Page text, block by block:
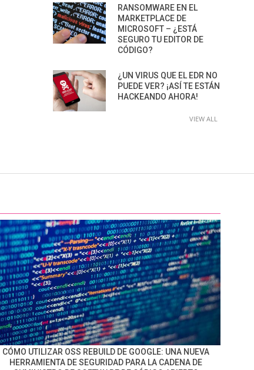
RANSOMWARE EN EL
MARKETPLACE DE
MICROSOFT – ¿ESTÁ
SEGURO TU EDITOR DE
CÓDIGO?
¿UN VIRUS QUE EL EDR NO
PUEDE VER? ¡ASÍ TE ESTÁN
HACKEANDO AHORA!
VIEW ALL
CÓMO UTILIZAR OSS REBUILD DE GOOGLE: UNA NUEVA
HERRAMIENTA DE SEGURIDAD PARA LA CADENA DE